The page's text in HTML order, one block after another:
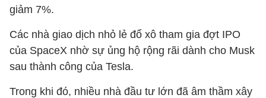
giảm 7%.
Các nhà giao dịch nhỏ lẻ đổ xô tham gia đợt IPO
của SpaceX nhờ sự ủng hộ rộng rãi dành cho Musk
sau thành công của Tesla.
Trong khi đó, nhiều nhà đầu tư lớn đã âm thầm xây